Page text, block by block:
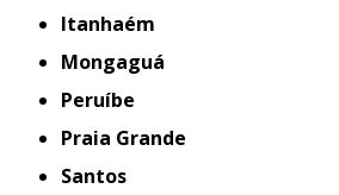
Itanhaém
Mongaguá
Peruíbe
Praia Grande
Santos